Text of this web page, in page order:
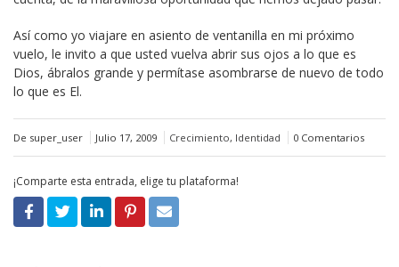
Así como yo viajare en asiento de ventanilla en mi próximo
vuelo, le invito a que usted vuelva abrir sus ojos a lo que es
Dios, ábralos grande y permítase asombrarse de nuevo de todo
lo que es El.
De super_user Julio 17, 2009 Crecimiento, Identidad 0 Comentarios
¡Comparte esta entrada, elige tu plataforma!